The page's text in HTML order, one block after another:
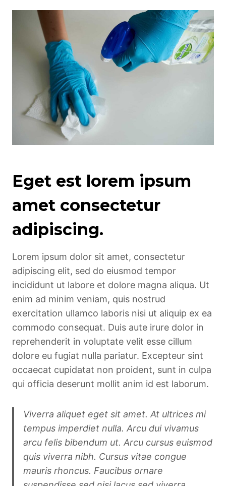
Eget est lorem ipsum
amet consectetur
adipiscing.
Lorem ipsum dolor sit amet, consectetur
adipiscing elit, sed do eiusmod tempor
incididunt ut labore et dolore magna aliqua. Ut
enim ad minim veniam, quis nostrud
exercitation ullamco laboris nisi ut aliquip ex ea
commodo consequat. Duis aute irure dolor in
reprehenderit in voluptate velit esse cillum
dolore eu fugiat nulla pariatur. Excepteur sint
occaecat cupidatat non proident, sunt in culpa
qui officia deserunt mollit anim id est laborum.
Viverra aliquet eget sit amet. At ultrices mi
tempus imperdiet nulla. Arcu dui vivamus
arcu felis bibendum ut. Arcu cursus euismod
quis viverra nibh. Cursus vitae congue
mauris rhoncus. Faucibus ornare